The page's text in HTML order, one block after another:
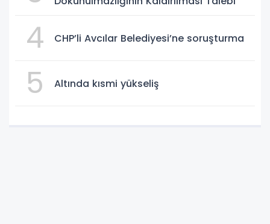
4 CHP’li Avcılar Belediyesi’ne soruşturma
5 Altında kısmi yükseliş